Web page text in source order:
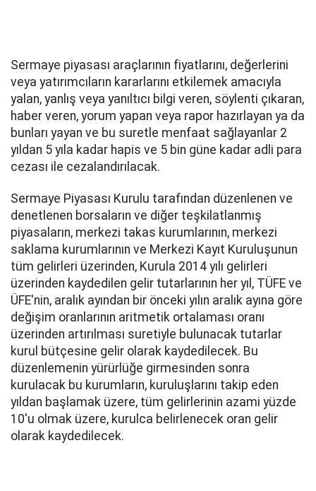
Sermaye piyasası araçlarının fiyatlarını, değerlerini
veya yatırımcıların kararlarını etkilemek amacıyla
yalan, yanlış veya yanıltıcı bilgi veren, söylenti çıkaran,
haber veren, yorum yapan veya rapor hazırlayan ya da
bunları yayan ve bu suretle menfaat sağlayanlar 2
yıldan 5 yıla kadar hapis ve 5 bin güne kadar adli para
cezası ile cezalandırılacak.
Sermaye Piyasası Kurulu tarafından düzenlenen ve
denetlenen borsaların ve diğer teşkilatlanmış
piyasaların, merkezi takas kurumlarının, merkezi
saklama kurumlarının ve Merkezi Kayıt Kuruluşunun
tüm gelirleri üzerinden, Kurula 2014 yılı gelirleri
üzerinden kaydedilen gelir tutarlarının her yıl, TÜFE ve
ÜFE'nin, aralık ayından bir önceki yılın aralık ayına göre
değişim oranlarının aritmetik ortalaması oranı
üzerinden artırılması suretiyle bulunacak tutarlar
kurul bütçesine gelir olarak kaydedilecek. Bu
düzenlemenin yürürlüğe girmesinden sonra
kurulacak bu kurumların, kuruluşlarını takip eden
yıldan başlamak üzere, tüm gelirlerinin azami yüzde
10'u olmak üzere, kurulca belirlenecek oran gelir
olarak kaydedilecek.